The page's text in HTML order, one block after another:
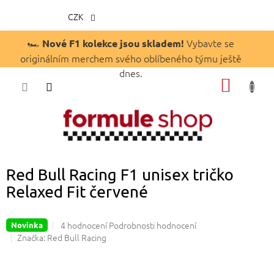
obsah
🏎️ Nové F1 kolekce jsou skladem! Vybavte se
originálním merchem svého oblíbeného týmu ještě
dnes.
CZK
Red Bull Racing F1 unisex tričko
Relaxed Fit červené
Novinka
Průměrné
hodnocení
4 hodnoceníPodrobnosti hodnocení
Značka: Red Bull Racing